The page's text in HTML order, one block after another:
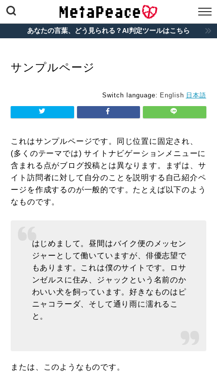
あなたの言葉、どう見られる？AI判定ツールはこちら
サンプルページ
Switch language: English 日本語
これはサンプルページです。同じ位置に固定され、
(多くのテーマでは) サイトナビゲーションメニューに
含まれる点がブログ投稿とは異なります。まずは、サ
イト訪問者に対して自分のことを説明する自己紹介ペ
ージを作成するのが一般的です。たとえば以下のよう
なものです。
はじめまして。昼間はバイク便のメッセン
ジャーとして働いていますが、俳優志望で
もあります。これは僕のサイトです。ロサ
ンゼルスに住み、ジャックという名前のか
わいい犬を飼っています。好きなものはピ
ニャコラーダ、そして通り雨に濡れるこ
と。
または、このようなものです。